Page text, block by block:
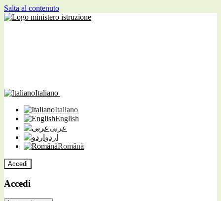
Salta al contenuto
Italiano
Italiano
English
عربى
اردو
Română
Accedi
Accedi